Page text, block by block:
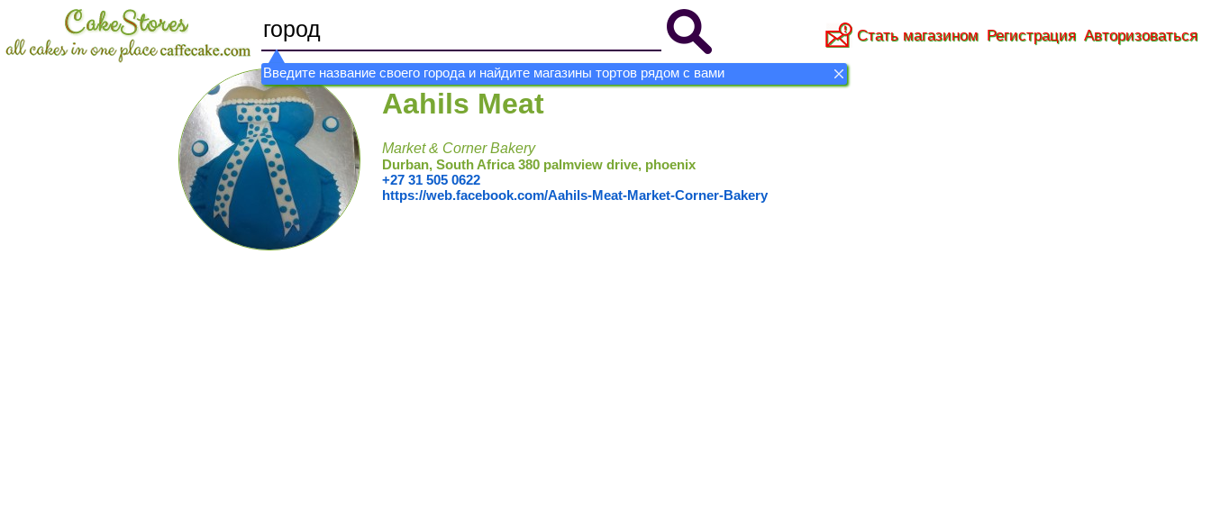
Введите название своего города и найдите магазины тортов рядом с вами
Стать магазином Регистрация Авторизоваться
Aahils Meat
Market & Corner Bakery
Durban, South Africa 380 palmview drive, phoenix
+27 31 505 0622
https://web.facebook.com/Aahils-Meat-Market-Corner-Bakery